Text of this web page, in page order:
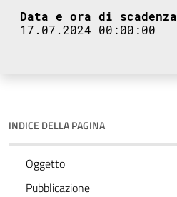
Data e ora di scadenza
17.07.2024 00:00:00
INDICE DELLA PAGINA
Oggetto
Pubblicazione